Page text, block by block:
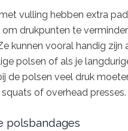
vulling hebben extra
om drukpunten te
kunnen vooral handig zijn
polsen of als je
de polsen veel druk
of overhead presses.
polsbandages